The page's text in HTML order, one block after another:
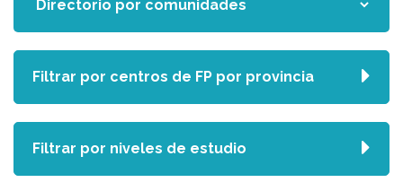
Filtrar por centros de FP por provincia
Filtrar por niveles de estudio